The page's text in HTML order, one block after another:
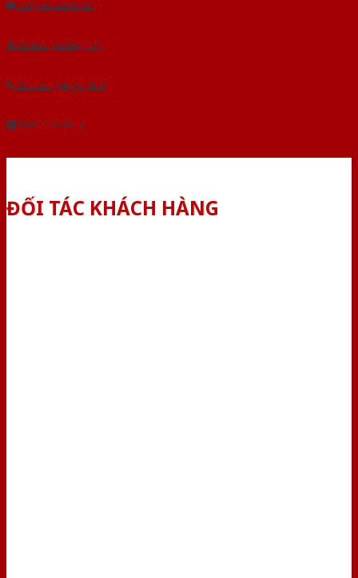
Gửi yêu cầu tư vấn
Tải báo giá tổng hợp
Yêu cầu gọi lại (3 phút)
Dành cho đại lý
ĐỐI TÁC KHÁCH HÀNG